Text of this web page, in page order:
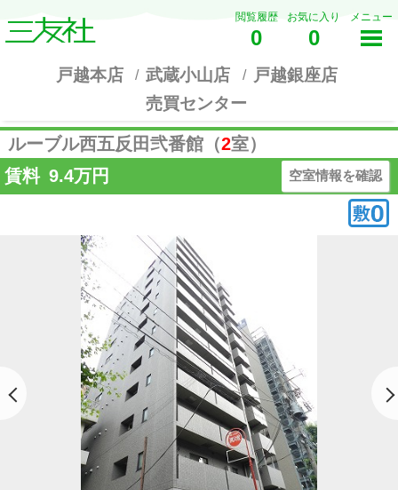
閲覧履歴
0
お気に入り
0
メニュー
戸越本店 武蔵小山店
戸越銀座店
売買センター
ルーブル西五反田弐番館（2室）
賃料 9.4万円 空室情報を確認